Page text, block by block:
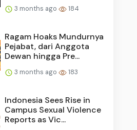
3 months ago 184
Ragam Hoaks Mundurnya
Pejabat, dari Anggota
Dewan hingga Pre...
3 months ago 183
Indonesia Sees Rise in
Campus Sexual Violence
Reports as Vic...